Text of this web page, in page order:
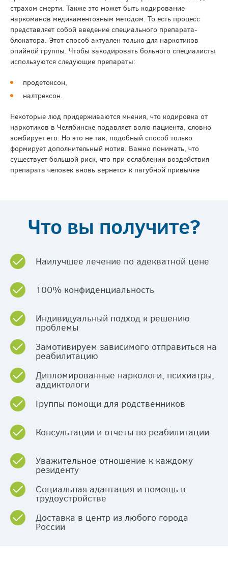
страхом смерти. Также это может быть кодирование
наркоманов медикаментозным методом. То есть процесс
представляет собой введение специального препарата-
блокатора. Этот способ актуален только для наркотиков
опийной группы. Чтобы закодировать больного специалисты
используются следующие препараты:
продетоксон,
налтрексон.
Некоторые люд придерживаются мнения, что кодировка от
наркотиков в Челябинске подавляет волю пациента, словно
зомбирует его. Но это не так, подобный способ только
формирует дополнительный мотив. Важно понимать, что
существует большой риск, что при ослаблении воздействия
препарата человек вновь вернется к пагубной привычке
Что вы получите?
Наилучшее лечение по адекватной цене
100% конфиденциальность
Индивидуальный подход к решению
проблемы
Замотивируем зависимого отправиться на
реабилитацию
Дипломированные наркологи, психиатры,
аддиктологи
Группы помощи для родственников
Консультации и отчеты по реабилитации
Уважительное отношение к каждому
резиденту
Социальная адаптация и помощь в
трудоустройстве
Доставка в центр из любого города
России